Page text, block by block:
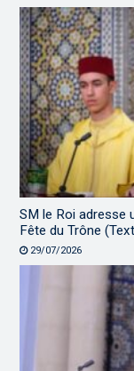
SM le Roi adresse
Fête du Trône
29/07/2026